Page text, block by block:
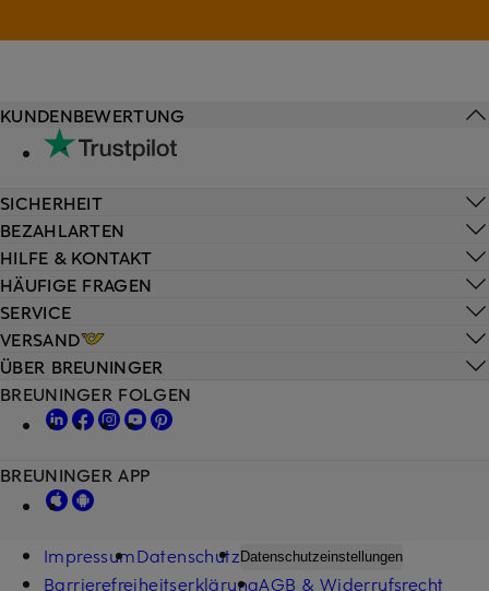
HILFE & KONTAKT
HÄUFIGE FRAGEN
SERVICE
VERSAND
KUNDENBEWERTUNG
SICHERHEIT
BEZAHLARTEN
ÜBER BREUNINGER
BREUNINGER FOLGEN
BREUNINGER APP
ImpressumDatenschutz Datenschutzeinstellungen
BarrierefreiheitserklärungAGB & Widerrufsrecht